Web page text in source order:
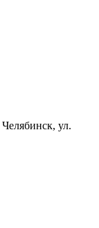
Челябинск, ул.